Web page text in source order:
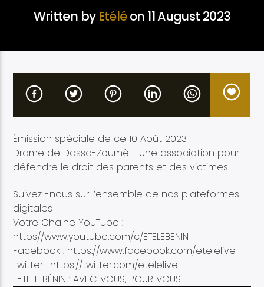
Etele en direct
Written by Etéléon 11 August 2023
Émission spéciale de ce 10 Août 2023
Drame de Dassa-Zoumè : Une association pour
défendre le droit des parents et des victimes
Suivez -nous sur l’ensemble de nos plateformes
digitales
Votre Chaine YouTube :
https//www.youtube.com/c/ETELEBENIN
Facebook : https://www.facebook.com/etelelive
Twitter : https://twitter.com/etelelive
E-TELE BÉNIN : AVEC VOUS, POUR VOUS